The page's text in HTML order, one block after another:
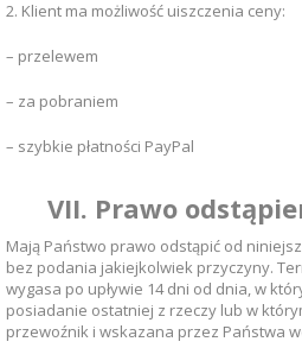
2. Klient ma możliwość uiszczenia ceny:
– przelewem
– za pobraniem
– szybkie płatności PayPal
VII. Prawo
Mają Państwo prawo odstąpić od
bez podania jakiejkolwiek przyczyny.
wygasa po upływie 14 dni od dnia, w
posiadanie ostatniej z rzeczy lub w
przewoźnik i wskazana przez Państwa